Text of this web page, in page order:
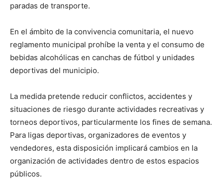
paradas de transporte.
En el ámbito de la convivencia comunitaria, el nuevo
reglamento municipal prohíbe la venta y el consumo de
bebidas alcohólicas en canchas de fútbol y unidades
deportivas del municipio.
La medida pretende reducir conflictos, accidentes y
situaciones de riesgo durante actividades recreativas y
torneos deportivos, particularmente los fines de semana.
Para ligas deportivas, organizadores de eventos y
vendedores, esta disposición implicará cambios en la
organización de actividades dentro de estos espacios
públicos.